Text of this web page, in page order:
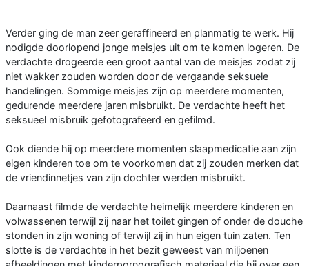
Verder ging de man zeer geraffineerd en planmatig te werk. Hij
nodigde doorlopend jonge meisjes uit om te komen logeren. De
verdachte drogeerde een groot aantal van de meisjes zodat zij
niet wakker zouden worden door de vergaande seksuele
handelingen. Sommige meisjes zijn op meerdere momenten,
gedurende meerdere jaren misbruikt. De verdachte heeft het
seksueel misbruik gefotografeerd en gefilmd.
Ook diende hij op meerdere momenten slaapmedicatie aan zijn
eigen kinderen toe om te voorkomen dat zij zouden merken dat
de vriendinnetjes van zijn dochter werden misbruikt.
Daarnaast filmde de verdachte heimelijk meerdere kinderen en
volwassenen terwijl zij naar het toilet gingen of onder de douche
stonden in zijn woning of terwijl zij in hun eigen tuin zaten. Ten
slotte is de verdachte in het bezit geweest van miljoenen